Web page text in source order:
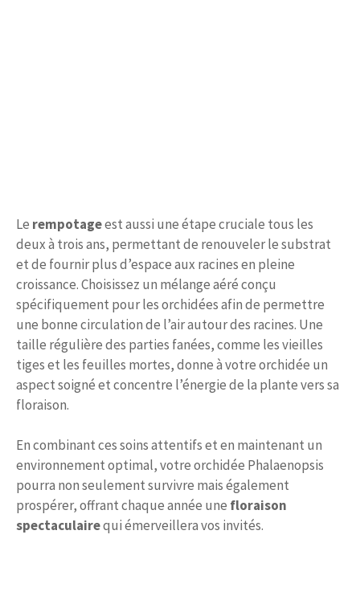
Le rempotageest aussi une étape cruciale tous les
deux à trois ans, permettant de renouveler le substrat
et de fournir plus d’espace aux racines en pleine
croissance. Choisissez un mélange aéré conçu
spécifiquement pour les orchidées afin de permettre
une bonne circulation de l’air autour des racines. Une
taille régulière des parties fanées, comme les vieilles
tiges et les feuilles mortes, donne à votre orchidée un
aspect soigné et concentre l’énergie de la plante vers sa
floraison.
En combinant ces soins attentifs et en maintenant un
environnement optimal, votre orchidée Phalaenopsis
pourra non seulement survivre mais également
prospérer, offrant chaque année une floraison
spectaculairequi émerveillera vos invités.